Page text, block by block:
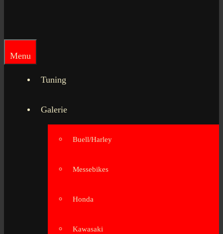
Menu
Tuning
Galerie
Buell/Harley
Messebikes
Honda
Kawasaki